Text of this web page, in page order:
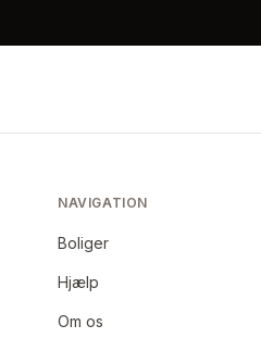
NAVIGATION
Boliger
Hjælp
Om os